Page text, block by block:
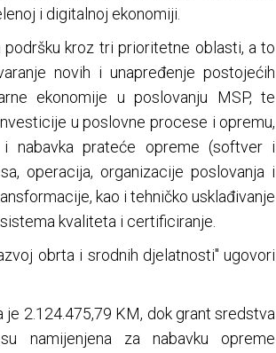
i digitalnoj ekonomiji.
kroz tri prioritetne oblasti, a to
novih i unapređenje postojećih
ekonomije u poslovanju MSP, te
u poslovne procese i opremu,
nabavka prateće opreme (softver i
operacija, organizacije poslovanja i
kao i tehničko usklađivanje
kvaliteta i certificiranje.
obrta i srodnih djelatnosti" ugovori
2.124.475,79 KM, dok grant sredstva
namijenjena za nabavku opreme